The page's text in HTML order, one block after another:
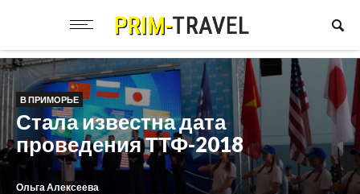
В ПРИМОРЬЕ
Стала известна дата
проведения ТТФ-2018
Ольга Алексеева